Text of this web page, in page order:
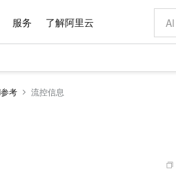
服务 了解阿里云
考 流控信息
AI 特惠
价格计算器
自助选配和估算价格
数据与 API
成为产品伙伴
企业增值服务
最佳实践